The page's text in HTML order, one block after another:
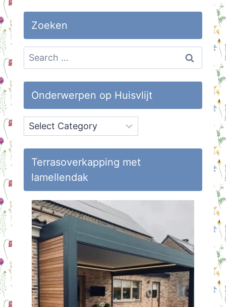
Zoeken
Search
for:
Onderwerpen op Huisvlijt
Onderwerpen
op
Huisvlijt
Terrasoverkapping met
lamellendak